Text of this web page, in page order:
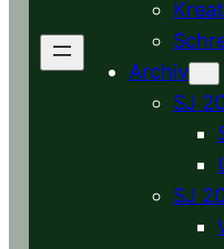
Archiv
SJ
SJ